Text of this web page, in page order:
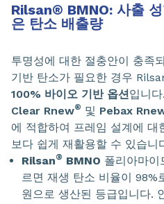
Rilsan® BMNO: 사출
은 탄소 배출량
투명성에 대한 절충안이 충족
기반 탄소가 필요한 경우
100% 바이오 기반 옵션입니
Clear Rnew® 및 Pebax
에 적합하여 프레임 설계에 대
보다 쉽게 재활용할 수 있습니
Rilsan® BMNO 폴리아마이
르면 재생 탄소 비율이 98%
원으로 생산된 등급입니다.